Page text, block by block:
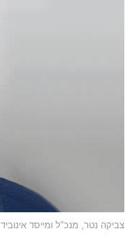
צביקה נטר, מנכ"ל ומייסד אינוביד